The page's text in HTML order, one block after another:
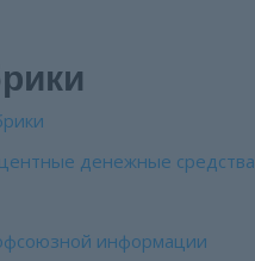
денежные средства
информации